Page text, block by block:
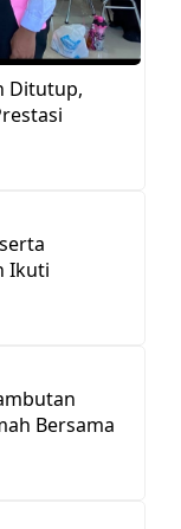
Ditutup,
Ikuti
Bersama